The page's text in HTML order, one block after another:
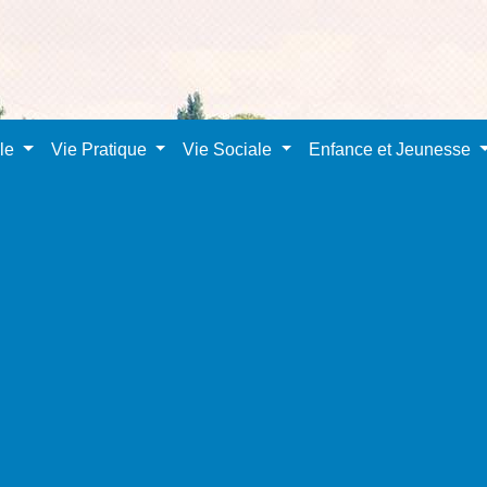
Vie Pratique Vie Sociale Enfance et Jeunesse